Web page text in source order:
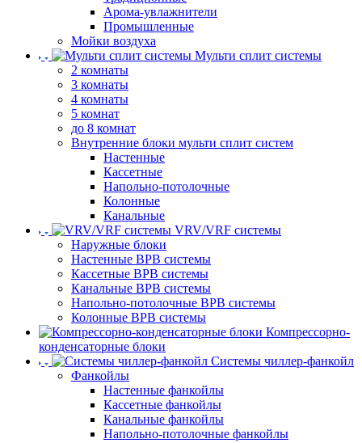
Арома-увлажнители
Промышленные
Мойки воздуха
Мульти сплит системы
2 комнаты
3 комнаты
4 комнаты
5 комнат
до 8 комнат
Внутренние блоки мульти сплит систем
Настенные
Кассетные
Напольно-потолочные
Колонные
Канальные
VRV/VRF системы
Наружные блоки
Настенные ВРВ системы
Кассетные ВРВ системы
Канальные ВРВ системы
Напольно-потолочные ВРВ системы
Колонные ВРВ системы
Компрессорно-
конденсаторные блоки
Системы чиллер-фанкойл
Фанкойлы
Настенные фанкойлы
Кассетные фанкойлы
Канальные фанкойлы
Напольно-потолочные фанкойлы